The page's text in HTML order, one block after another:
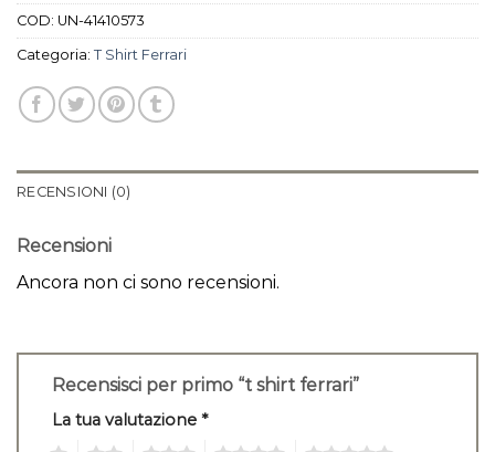
COD: UN-41410573
Categoria: T Shirt Ferrari
RECENSIONI (0)
Recensioni
Ancora non ci sono recensioni.
Recensisci per primo “t shirt ferrari”
La tua valutazione *